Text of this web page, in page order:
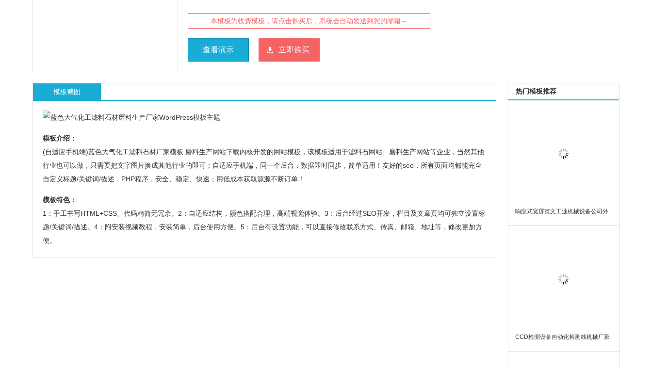
本模板为收费模板，请点击购买后，系统会自动发送到您的邮箱～
查看演示 立即购买
模板截图
模板介绍：
(自适应手机端)蓝色大气化工滤料石材厂家模板 磨料生产网站下载内核开发的网站模板，该模板适用于滤料石网站、磨料生产网站等企业，当然其他
行业也可以做，只需要把文字图片换成其他行业的即可；自适应手机端，同一个后台，数据即时同步，简单适用！友好的seo，所有页面均都能完全
自定义标题/关键词/描述，PHP程序，安全、稳定、快速；用低成本获取源源不断订单！
模板特色：
1：手工书写HTML+CSS、代码精简无冗余。2：自适应结构，颜色搭配合理，高端视觉体验。3：后台经过SEO开发，栏目及文章页均可独立设置标
题/关键词/描述。4：附安装视频教程，安装简单，后台使用方便。5：后台有设置功能，可以直接修改联系方式、传真、邮箱、地址等，修改更加方
便。
热门模板推荐
响应式宽屏英文工业机械设备公司外
贸网站WordPress模板主题
CCD检测设备自动化检测线机械厂家
网站自适应WordPress模板主题